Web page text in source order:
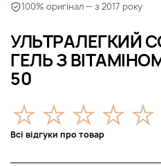
УЛЬТРАЛЕГКИЙ
ГЕЛЬ З ВІТАМІНОМ
50
Всі відгуки про товар
100% оригінал — з 2017 року